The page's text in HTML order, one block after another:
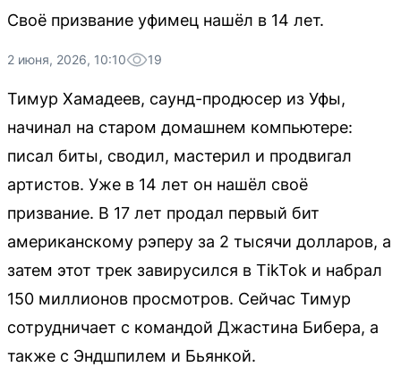
Своё призвание уфимец нашёл в 14 лет.
2 июня, 2026, 10:10 19
Тимур Хамадеев, саунд-продюсер из Уфы,
начинал на старом домашнем компьютере:
писал биты, сводил, мастерил и продвигал
артистов. Уже в 14 лет он нашёл своё
призвание. В 17 лет продал первый бит
американскому рэперу за 2 тысячи долларов, а
затем этот трек завирусился в TikTok и набрал
150 миллионов просмотров. Сейчас Тимур
сотрудничает с командой Джастина Бибера, а
также с Эндшпилем и Бьянкой.